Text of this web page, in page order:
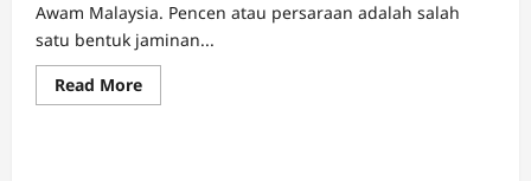
Awam Malaysia. Pencen atau persaraan adalah salah
satu bentuk jaminan...
Read MoreRead
more